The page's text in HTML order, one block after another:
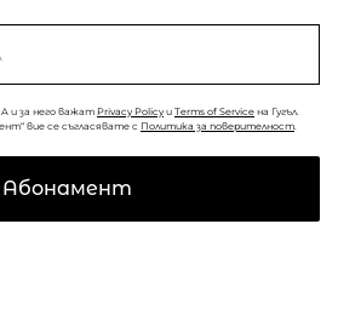
и за него важат Privacy Policy и Terms of Service на Гугъл.
вие се съгласявате с Политика за поверителност
Абонамент